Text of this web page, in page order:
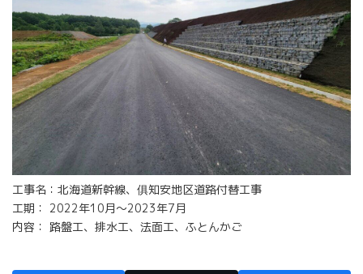
工事名：北海道新幹線、俱知安地区道路付替工事
工期： 2022年10月～2023年7月
内容： 路盤工、排水工、法面工、ふとんかご